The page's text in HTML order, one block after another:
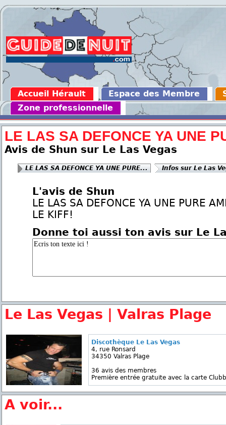
Accueil Hérault Espace des Membre
Zone professionnelle
LE LAS SA DEFONCE YA UNE
Avis de Shun sur Le Las Vegas
LE LAS SA DEFONCE YA UNE PURE... Infos sur Le Las
L'avis de Shun
LE LAS SA DEFONCE YA UNE PURE
LE KIFF!
Donne toi aussi ton avis sur Le
Le Las Vegas | Valras Plage
Discothèque Le Las Vegas
4, rue Ronsard
34350 Valras Plage
36 avis des membres
Première entrée gratuite avec la carte
A voir...